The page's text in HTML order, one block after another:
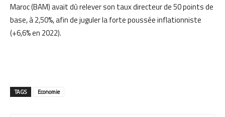
Maroc (BAM) avait dû relever son taux directeur de 50 points de
base, à 2,50%, afin de juguler la forte poussée inflationniste
(+6,6% en 2022).
TAGS Economie